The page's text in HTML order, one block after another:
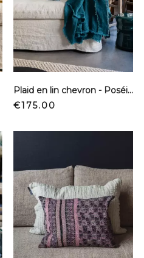
Plaid en lin chevron - Poséidon
Price
€175.00